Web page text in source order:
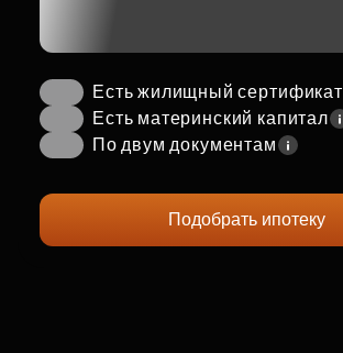
Есть жилищный сертификат
Есть материнский капитал
По двум документам
Подобрать ипотеку